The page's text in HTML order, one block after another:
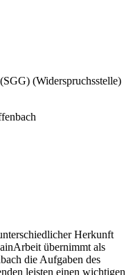
(Widerspruchsstelle)
Herkunft
übernimmt als
die Aufgaben des
leisten einen wichtigen